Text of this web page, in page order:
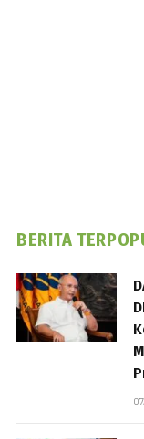
BERITA